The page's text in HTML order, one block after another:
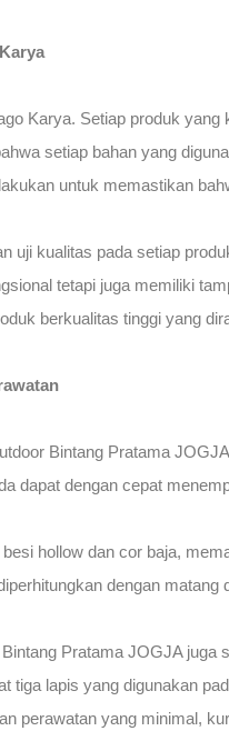
Karya. Setiap produk
setiap bahan yang
untuk memastikan
uji kualitas pada setiap
tetapi juga memiliki
berkualitas tinggi yang
Bintang Pratama
dapat dengan cepat
hollow dan cor baja,
dengan matang
Pratama JOGJA
tiga lapis yang digunakan
perawatan yang minimal,